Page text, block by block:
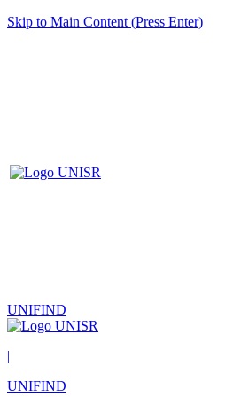
Skip to Main Content (Press Enter)
UNIFIND
|
UNIFIND